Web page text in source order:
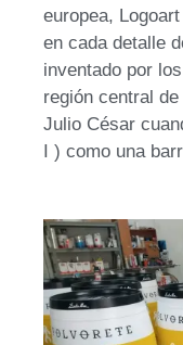
europea,
en cada detalle
inventado por
región central
Julio César
I ) como una